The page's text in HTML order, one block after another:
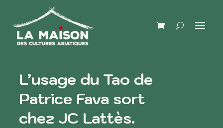
L’usage du Tao de
Patrice Fava sort
chez JC Lattès.